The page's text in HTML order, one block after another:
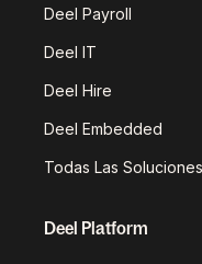
Deel Payroll
Deel IT
Deel Hire
Deel Embedded
Todas Las Soluciones
Deel Platform